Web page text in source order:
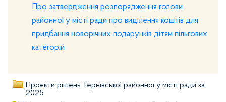
Про затвердження розпорядження голови
районної у місті ради про виділення коштів для
придбання новорічних подарунків дітям пільгових
категорій
Проєкти рішень Тернівської районної у місті ради за
2025